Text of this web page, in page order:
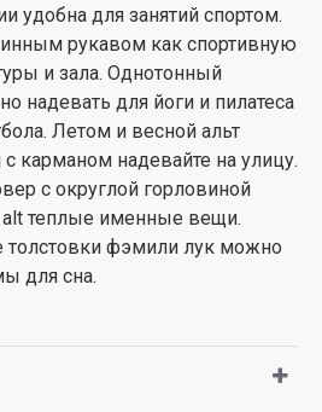
удобна для занятий спортом.
рукавом как спортивную
и зала. Однотонный
надевать для йоги и пилатеса
Летом и весной альт
карманом надевайте на улицу.
с округлой горловиной
alt теплые именные вещи.
фэмили лук можно
для сна.